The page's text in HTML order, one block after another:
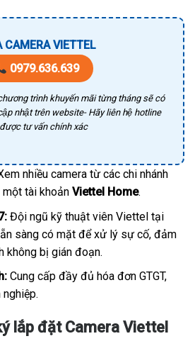
CAMERA VIETTEL
0979.636.639
trình khuyến mãi từng tháng sẽ có
nhật trên website- Hãy liên hệ hotline
tư vấn chính xác
nhiều camera từ các chi nhánh
một tài khoản Viettel Home.
Đội ngũ kỹ thuật viên Viettel tại
sàng có mặt để xử lý sự cố, đảm
không bị gián đoạn.
Cung cấp đầy đủ hóa đơn GTGT,
lắp đặt Camera Viettel